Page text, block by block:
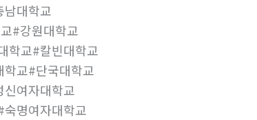
대학교
#강원대학교
학교#칼빈대학교
교#단국대학교
여자대학교
명여자대학교